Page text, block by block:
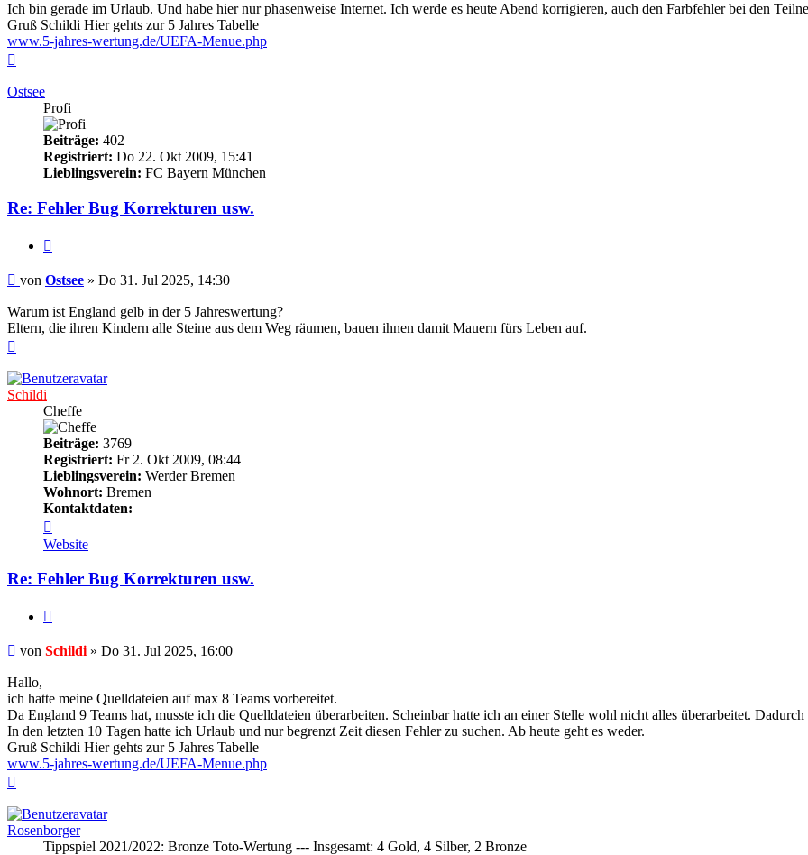
Ich bin gerade im Urlaub. Und habe hier nur phasenweise Internet. Ich werde es heute Abend korrigieren, auch den Farbfehler bei den
Gruß Schildi Hier gehts zur 5 Jahres Tabelle
www.5-jahres-wertung.de/UEFA-Menue.php
Ostsee
Profi
Beiträge: 402
Registriert: Do 22. Okt 2009, 15:41
Lieblingsverein: FC Bayern München
Re: Fehler Bug Korrekturen usw.
Beitrag
von Ostsee » Do 31. Jul 2025, 14:30
Warum ist England gelb in der 5 Jahreswertung?
Eltern, die ihren Kindern alle Steine aus dem Weg räumen, bauen ihnen damit Mauern fürs Leben auf.
Schildi
Cheffe
Beiträge: 3769
Registriert: Fr 2. Okt 2009, 08:44
Lieblingsverein: Werder Bremen
Wohnort: Bremen
Kontaktdaten:
von
Schildi
Website
Re: Fehler Bug Korrekturen usw.
Beitrag
von Schildi » Do 31. Jul 2025, 16:00
Hallo,
ich hatte meine Quelldateien auf max 8 Teams vorbereitet.
Da England 9 Teams hat, musste ich die Quelldateien überarbeiten. Scheinbar hatte ich an einer Stelle wohl nicht alles überarbeitet.
In den letzten 10 Tagen hatte ich Urlaub und nur begrenzt Zeit diesen Fehler zu suchen. Ab heute geht es weder.
Gruß Schildi Hier gehts zur 5 Jahres Tabelle
www.5-jahres-wertung.de/UEFA-Menue.php
Rosenborger
Tippspiel 2021/2022: Bronze Toto-Wertung --- Insgesamt: 4 Gold, 4 Silber, 2 Bronze